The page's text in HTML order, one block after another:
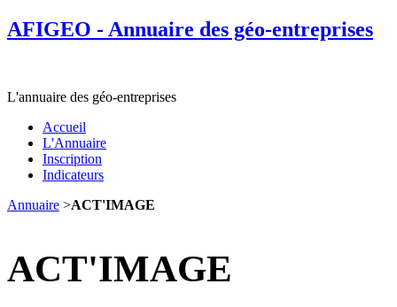
AFIGEO - Annuaire des géo-entreprises
L'annuaire des géo-entreprises
Accueil
L'Annuaire
Inscription
Indicateurs
Annuaire >ACT'IMAGE
ACT'IMAGE